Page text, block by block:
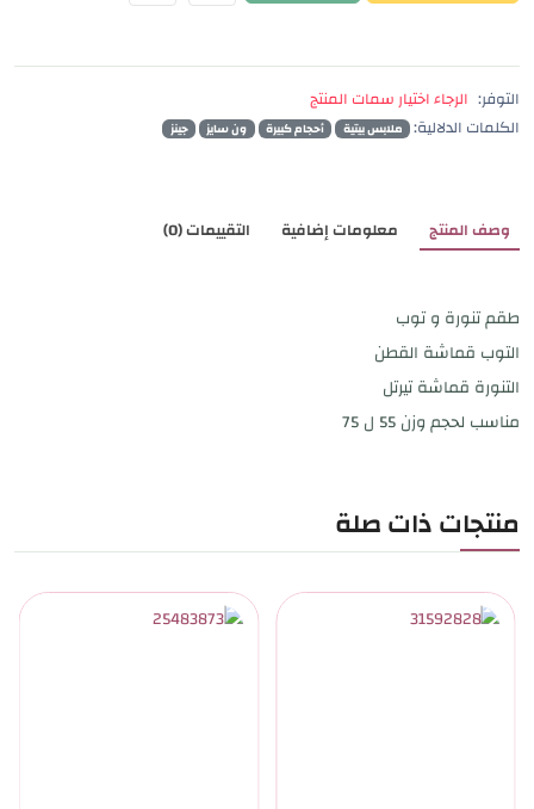
التوفر: الرجاء اختيار سمات المنتج
الكلمات الدلالية: ملابس بيتية أحجام كبيرة ون سايز جينز
وصف المنتج معلومات إضافية التقييمات (0)
طقم تنورة و توب
التوب قماشة القطن
التنورة قماشة تيرتل
مناسب لحجم وزن 55 ل 75
منتجات ذات صلة